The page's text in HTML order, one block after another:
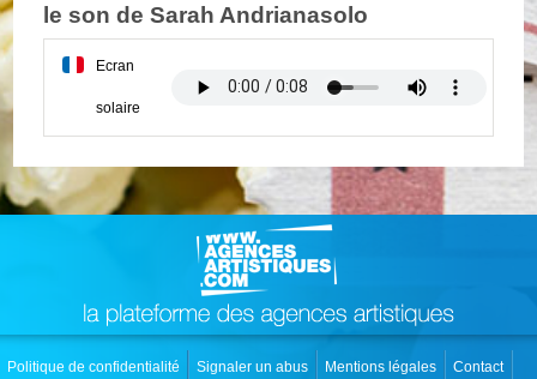
le son de Sarah Andrianasolo
Ecran
solaire
Politique de confidentialité Signaler un abus Mentions légales
Contact